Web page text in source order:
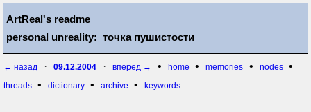
ArtReal's readme
personal unreality: точка пушистости
← назад · 09.12.2004 · вперед → • home • memories • nodes •
threads • dictionary • archive • keywords